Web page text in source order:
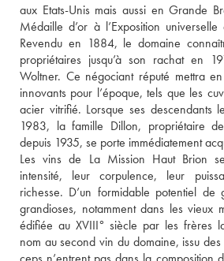
aux Etats-Unis mais aussi en Grande
Médaille d’or à l’Exposition
Revendu en 1884, le domaine
propriétaires jusqu’à son rachat en
Woltner. Ce négociant réputé mettra
innovants pour l’époque, tels que les
acier vitrifié. Lorsque ses descendants
1983, la famille Dillon, propriétaire
depuis 1935, se porte immédiatement
Les vins de La Mission Haut Brion
intensité, leur corpulence, leur
richesse. D’un formidable potentiel
grandioses, notamment dans les vieux
édifiée au XVIII° siècle par les frères
nom au second vin du domaine, issu